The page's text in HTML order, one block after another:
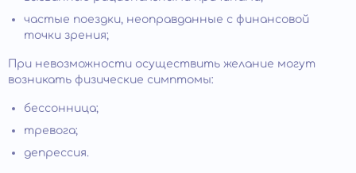
частые поездки, неоправданные с финансовой
точки зрения;
При невозможности осуществить желание могут
возникать физические симптомы:
бессонница;
тревога;
депрессия.